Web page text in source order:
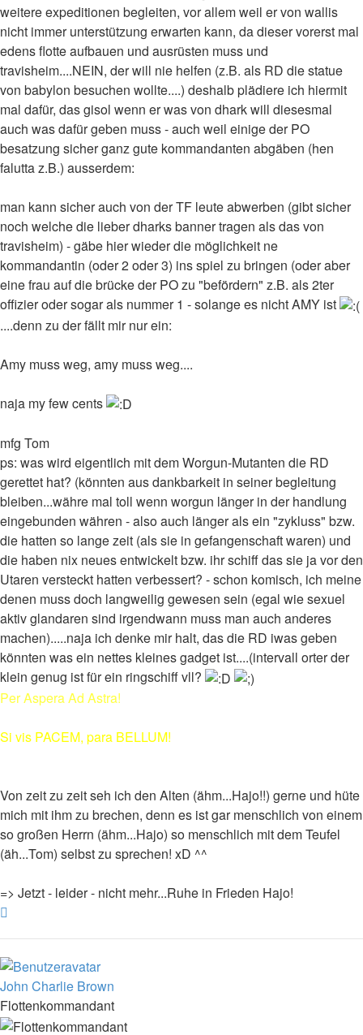
weitere expeditionen begleiten, vor allem weil er von wallis
nicht immer unterstützung erwarten kann, da dieser vorerst mal
edens flotte aufbauen und ausrüsten muss und
travisheim....NEIN, der will nie helfen (z.B. als RD die statue
von babylon besuchen wollte....) deshalb plädiere ich hiermit
mal dafür, das gisol wenn er was von dhark will diesesmal
auch was dafür geben muss - auch weil einige der PO
besatzung sicher ganz gute kommandanten abgäben (hen
falutta z.B.) ausserdem:
man kann sicher auch von der TF leute abwerben (gibt sicher
noch welche die lieber dharks banner tragen als das von
travisheim) - gäbe hier wieder die möglichkeit ne
kommandantin (oder 2 oder 3) ins spiel zu bringen (oder aber
eine frau auf die brücke der PO zu "befördern" z.B. als 2ter
offizier oder sogar als nummer 1 - solange es nicht AMY ist
....denn zu der fällt mir nur ein:
Amy muss weg, amy muss weg....
naja my few cents
mfg Tom
ps: was wird eigentlich mit dem Worgun-Mutanten die RD
gerettet hat? (könnten aus dankbarkeit in seiner begleitung
bleiben...währe mal toll wenn worgun länger in der handlung
eingebunden währen - also auch länger als ein "zykluss" bzw.
die hatten so lange zeit (als sie in gefangenschaft waren) und
die haben nix neues entwickelt bzw. ihr schiff das sie ja vor den
Utaren versteckt hatten verbessert? - schon komisch, ich meine
denen muss doch langweilig gewesen sein (egal wie sexuel
aktiv glandaren sind irgendwann muss man auch anderes
machen).....naja ich denke mir halt, das die RD iwas geben
könnten was ein nettes kleines gadget ist....(intervall orter der
klein genug ist für ein ringschiff vll?
Per Aspera Ad Astra!
Si vis PACEM, para BELLUM!
Von zeit zu zeit seh ich den Alten (ähm...Hajo!!) gerne und hüte
mich mit ihm zu brechen, denn es ist gar menschlich von einem
so großen Herrn (ähm...Hajo) so menschlich mit dem Teufel
(äh...Tom) selbst zu sprechen! xD ^^
=> Jetzt - leider - nicht mehr...Ruhe in Frieden Hajo!
John Charlie Brown
Flottenkommandant